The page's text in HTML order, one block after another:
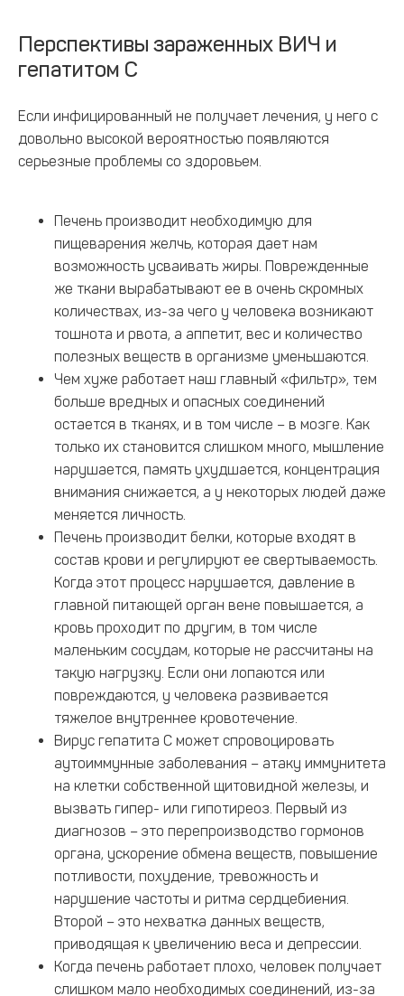
Перспективы зараженных ВИЧ и
гепатитом С
Если инфицированный не получает лечения, у него с
довольно высокой вероятностью появляются
серьезные проблемы со здоровьем.
Печень производит необходимую для
пищеварения желчь, которая дает нам
возможность усваивать жиры. Поврежденные
же ткани вырабатывают ее в очень скромных
количествах, из-за чего у человека возникают
тошнота и рвота, а аппетит, вес и количество
полезных веществ в организме уменьшаются.
Чем хуже работает наш главный «фильтр», тем
больше вредных и опасных соединений
остается в тканях, и в том числе – в мозге. Как
только их становится слишком много, мышление
нарушается, память ухудшается, концентрация
внимания снижается, а у некоторых людей даже
меняется личность.
Печень производит белки, которые входят в
состав крови и регулируют ее свертываемость.
Когда этот процесс нарушается, давление в
главной питающей орган вене повышается, а
кровь проходит по другим, в том числе
маленьким сосудам, которые не рассчитаны на
такую нагрузку. Если они лопаются или
повреждаются, у человека развивается
тяжелое внутреннее кровотечение.
Вирус гепатита С может спровоцировать
аутоиммунные заболевания – атаку иммунитета
на клетки собственной щитовидной железы, и
вызвать гипер- или гипотиреоз. Первый из
диагнозов – это перепроизводство гормонов
органа, ускорение обмена веществ, повышение
потливости, похудение, тревожность и
нарушение частоты и ритма сердцебиения.
Второй – это нехватка данных веществ,
приводящая к увеличению веса и депрессии.
Когда печень работает плохо, человек получает
слишком мало необходимых соединений, из-за